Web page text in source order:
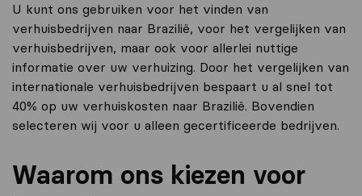
U kunt ons gebruiken voor het vinden van
verhuisbedrijven naar Brazilië, voor het vergelijken van
verhuisbedrijven, maar ook voor allerlei nuttige
informatie over uw verhuizing. Door het vergelijken van
internationale verhuisbedrijven bespaart u al snel tot
40% op uw verhuiskosten naar Brazilië. Bovendien
selecteren wij voor u alleen gecertificeerde bedrijven.
Waarom ons kiezen voor